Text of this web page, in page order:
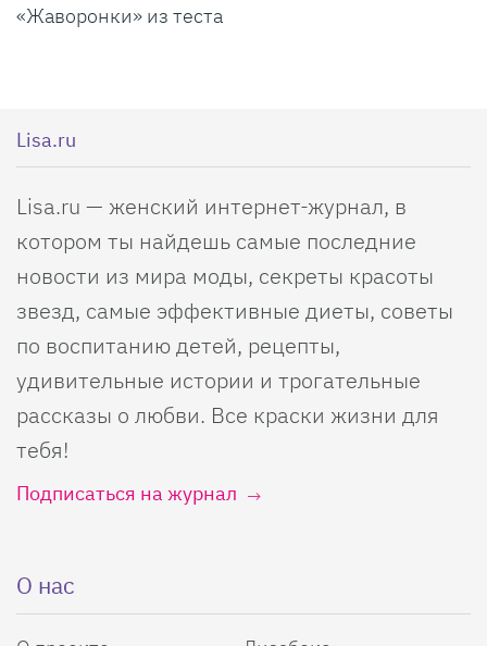
«Жаворонки» из теста
Lisa.ru
Lisa.ru — женский интернет-журнал, в
котором ты найдешь самые последние
новости из мира моды, секреты красоты
звезд, самые эффективные диеты, советы
по воспитанию детей, рецепты,
удивительные истории и трогательные
рассказы о любви. Все краски жизни для
тебя!
Подписаться на журнал
О нас